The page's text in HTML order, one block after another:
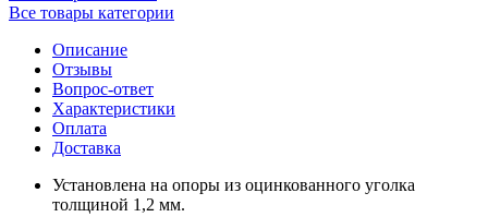
Все товары категории
Описание
Отзывы
Вопрос-ответ
Характеристики
Оплата
Доставка
Установлена на опоры из оцинкованного уголка
толщиной 1,2 мм.